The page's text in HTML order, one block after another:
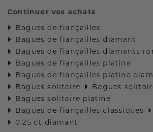
Continuer vos achats
Bagues de fiançailles
Bagues de fiançailles diamant
Bagues de fiançailles diamants
Bagues de fiançailles platine
Bagues de fiançailles platine
Bagues solitaire
Bagues
Bagues solitaire platine
Bagues de fiançailles classiques
0.25 ct diamant